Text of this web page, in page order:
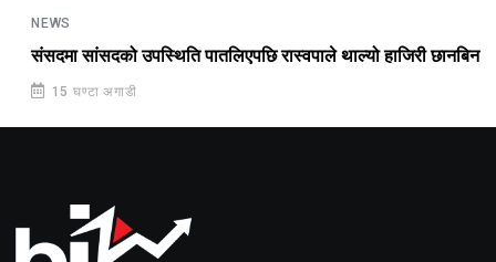
NEWS
संसदमा सांसदको उपस्थिति पातलिएपछि रास्वपाले थाल्यो हाजिरी छानबिन
15 घण्टा अगाडी